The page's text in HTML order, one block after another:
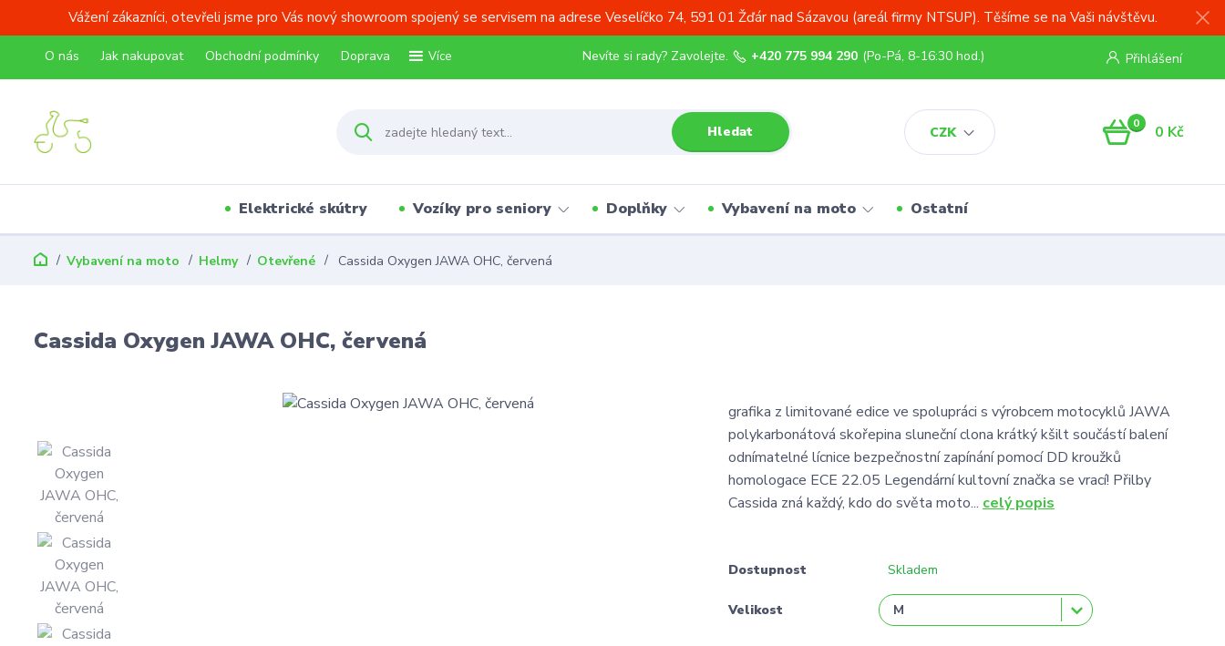
Vážení zákazníci, otevřeli jsme pro Vás nový showroom spojený se servisem na adrese Veselíčko 74, 591 01 Žďár nad Sázavou (areál firmy NTSUP). Těšíme se na Vaši návštěvu.
O nás Jak nakupovat Obchodní podmínky Doprava Více
CZK
Přihlášení
Hledat
Nevíte si rady? Zavolejte. +420 775 994 290 (Po-Pá, 8-16:30 hod.)
0 0 Kč
Elektrické skútry Vozíky pro seniory Doplňky Vybavení na moto Ostatní
Vybavení na moto Helmy Otevřené Cassida Oxygen JAWA OHC, červená
Cassida Oxygen JAWA OHC, červená
grafika z limitované edice ve spolupráci s výrobcem motocyklů JAWA
polykarbonátová skořepina sluneční clona krátký kšilt součástí balení
odnímatelné lícnice bezpečnostní zapínání pomocí DD kroužků
homologace ECE 22.05 Legendární kultovní značka se vrací! Přilby
Cassida zná každý, kdo do světa moto... celý popis
Dostupnost Skladem
Velikost